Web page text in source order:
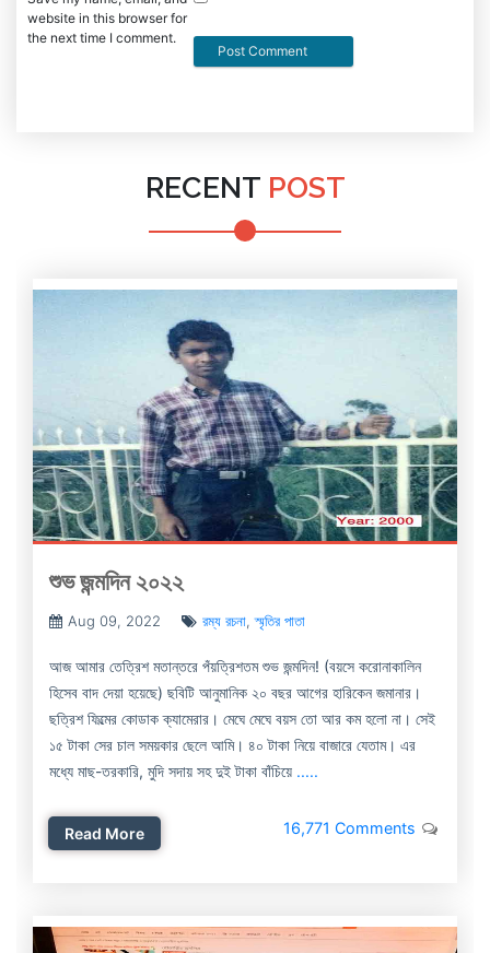
website in this browser for
the next time I comment.
RECENT POST
শুভ জন্মদিন ২০২২
Aug 09, 2022 রম্য রচনা,স্মৃতির পাতা
আজ আমার তেত্রিশ মতান্তরে পঁয়ত্রিশতম শুভ জন্মদিন! (বয়সে করোনাকালিন
হিসেব বাদ দেয়া হয়েছে) ছবিটি আনুমানিক ২০ বছর আগের হারিকেন জমানার।
ছত্রিশ ফিল্মের কোডাক ক্যামেরার। মেঘে মেঘে বয়স তো আর কম হলো না। সেই
১৫ টাকা সের চাল সময়কার ছেলে আমি। ৪০ টাকা নিয়ে বাজারে যেতাম। এর
মধ্যে মাছ-তরকারি, মুদি সদায় সহ দুই টাকা বাঁচিয়ে .....
Read More 16,771 Comments